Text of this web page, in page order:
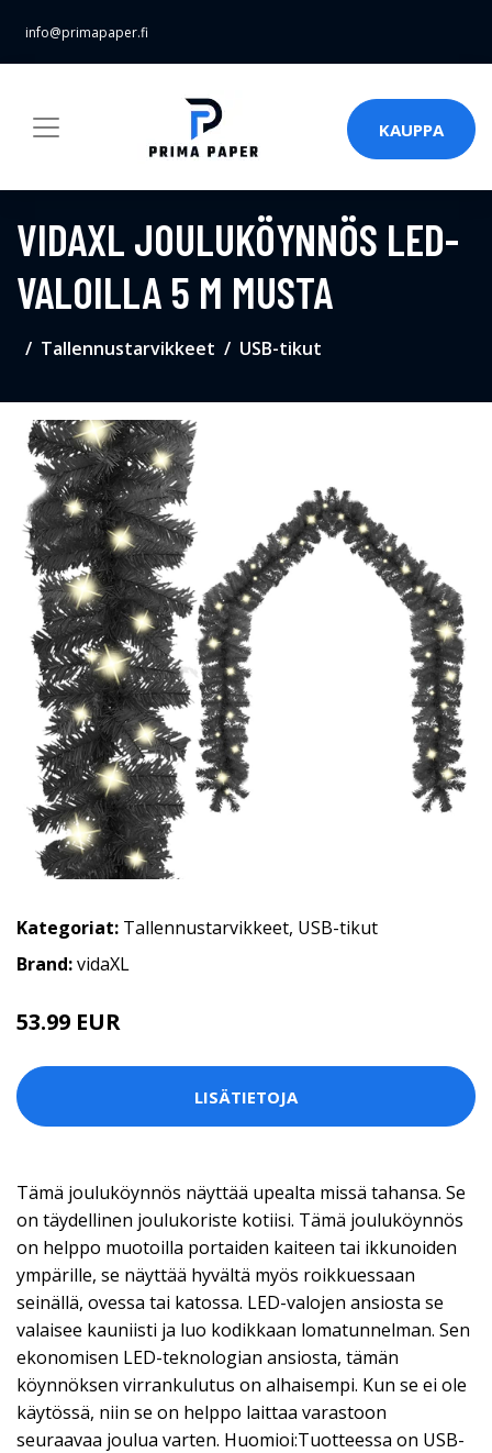
info@primapaper.fi
KAUPPA
VIDAXL JOULUKÖYNNÖS LED-
VALOILLA 5 M MUSTA
Tallennustarvikkeet USB-tikut
Kategoriat: Tallennustarvikkeet, USB-tikut
Brand:vidaXL
53.99 EUR
LISÄTIETOJA
Tämä jouluköynnös näyttää upealta missä tahansa. Se
on täydellinen joulukoriste kotiisi. Tämä jouluköynnös
on helppo muotoilla portaiden kaiteen tai ikkunoiden
ympärille, se näyttää hyvältä myös roikkuessaan
seinällä, ovessa tai katossa. LED-valojen ansiosta se
valaisee kauniisti ja luo kodikkaan lomatunnelman. Sen
ekonomisen LED-teknologian ansiosta, tämän
köynnöksen virrankulutus on alhaisempi. Kun se ei ole
käytössä, niin se on helppo laittaa varastoon
seuraavaa joulua varten. Huomioi:Tuotteessa on USB-